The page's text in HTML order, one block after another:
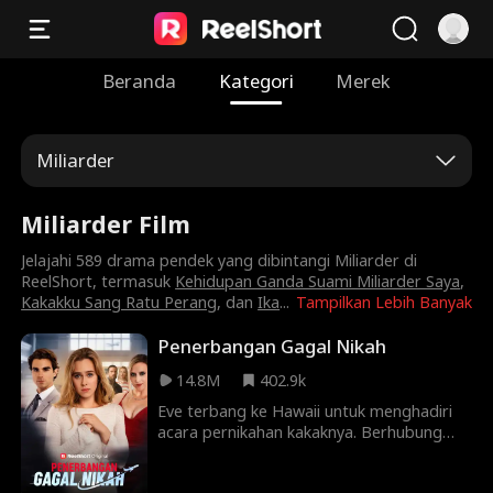
Beranda Kategori Merek
Miliarder
Miliarder Film
Tampilkan Lebih Banyak
Jelajahi 589 drama pendek yang dibintangi Miliarder di
ReelShort, termasuk Kehidupan Ganda Suami Miliarder Saya,
Kakakku Sang Ratu Perang, danIka...
Penerbangan Gagal Nikah
14.8M
402.9k
Eve terbang ke Hawaii untuk menghadiri
acara pernikahan kakaknya. Berhubung